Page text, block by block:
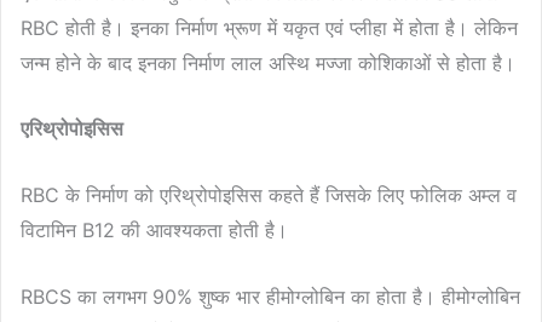
RBC होती है। इनका निर्माण भ्रूण में यकृत एवं प्लीहा में होता है। लेकिन
जन्म होने के बाद इनका निर्माण लाल अस्थि मज्जा कोशिकाओं से होता है।
एरिथ्रोपोइसिस
RBC के निर्माण को एरिथ्रोपोइसिस कहते हैं जिसके लिए फोलिक अम्ल व
विटामिन B12 की आवश्यकता होती है।
RBCS का लगभग 90% शुष्क भार हीमोग्लोबिन का होता है। हीमोग्लोबिन